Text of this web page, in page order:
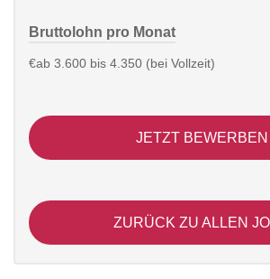
Bruttolohn pro Monat
€ab 3.600 bis 4.350 (bei Vollzeit)
JETZT BEWERBEN
ZURÜCK ZU ALLEN